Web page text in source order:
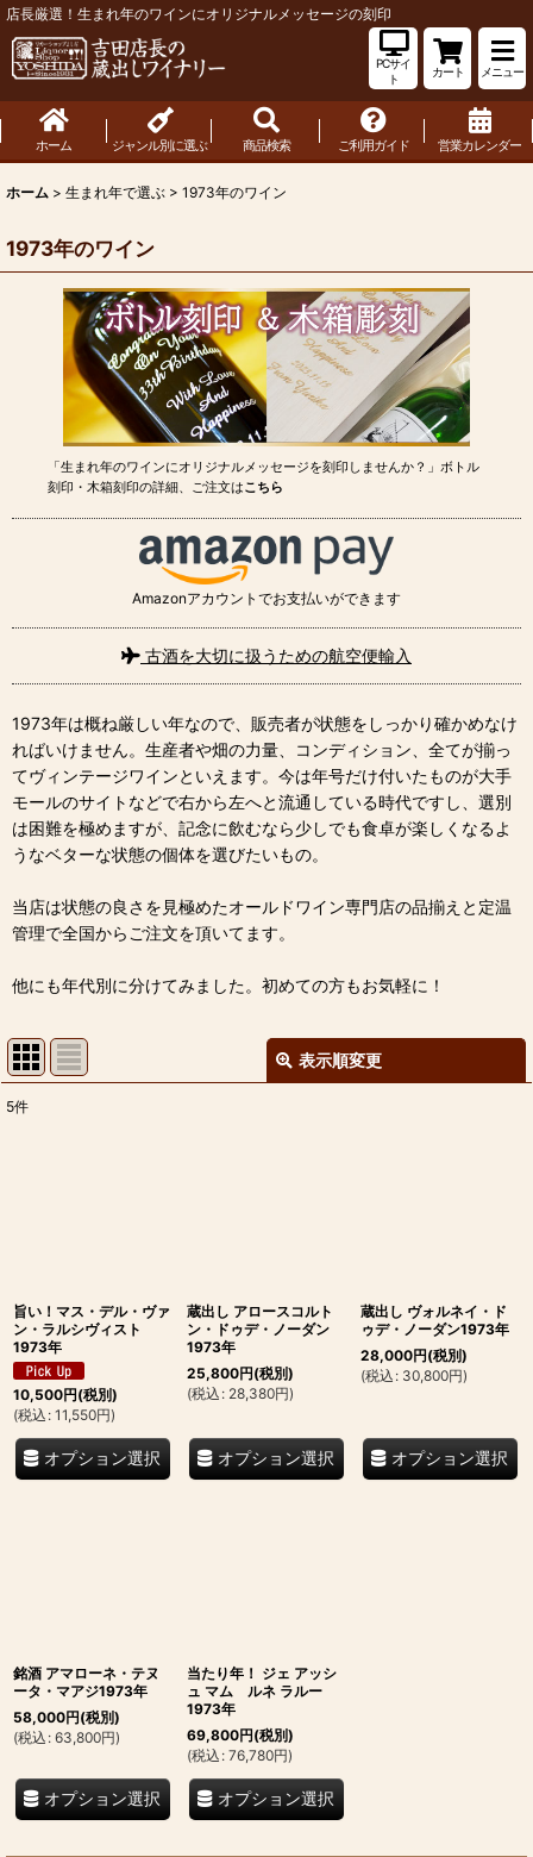
店長厳選！生まれ年のワインにオリジナルメッセージの刻印
PCサイ
ト
カート メニュー
ホーム ジャンル別に選ぶ 商品検索 ご利用ガイド 営業カレンダー
ホーム > 生まれ年で選ぶ > 1973年のワイン
1973年のワイン
「生まれ年のワインにオリジナルメッセージを刻印しませんか？」ボトル
刻印・木箱刻印の詳細、ご注文はこちら
Amazonアカウントでお支払いができます
古酒を大切に扱うための航空便輸入
1973年は概ね厳しい年なので、販売者が状態をしっかり確かめなけ
ればいけません。生産者や畑の力量、コンディション、全てが揃っ
てヴィンテージワインといえます。今は年号だけ付いたものが大手
モールのサイトなどで右から左へと流通している時代ですし、選別
は困難を極めますが、記念に飲むなら少しでも食卓が楽しくなるよ
うなベターな状態の個体を選びたいもの。
当店は状態の良さを見極めたオールドワイン専門店の品揃えと定温
管理で全国からご注文を頂いてます。
他にも年代別に分けてみました。初めての方もお気軽に！
表示順変更
5件
旨い！マス・デル・ヴァ
ン・ラルシヴィスト
1973年
10,500円(税別)
(税込 : 11,550円)
オプション選択
蔵出し アロースコルト
ン・ドゥデ・ノーダン
1973年
25,800円(税別)
(税込 : 28,380円)
オプション選択
蔵出し ヴォルネイ・ド
ゥデ・ノーダン1973年
28,000円(税別)
(税込 : 30,800円)
オプション選択
銘酒 アマローネ・テヌ
ータ・マアジ1973年
58,000円(税別)
(税込 : 63,800円)
オプション選択
当たり年！ ジェ アッシ
ュ マム ルネ ラルー
1973年
69,800円(税別)
(税込 : 76,780円)
オプション選択